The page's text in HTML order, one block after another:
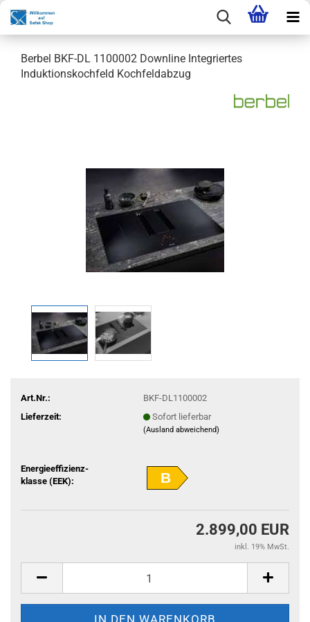
Berbel BKF-DL 1100002 Downline Integriertes
Induktionskochfeld Kochfeldabzug
Art.Nr.:
BKF-DL1100002
Lieferzeit:
Sofort lieferbar
(Ausland abweichend)
Energieeffizienz-
klasse (EEK):
B
2.899,00 EUR
inkl. 19% MwSt.